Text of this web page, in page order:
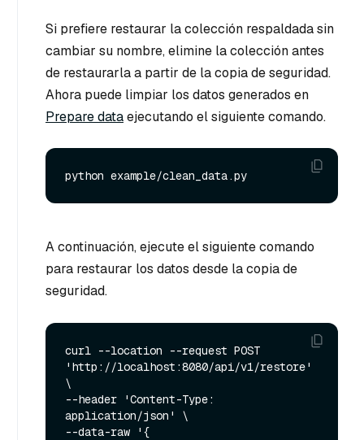
Si prefiere restaurar la colección respaldada sin
cambiar su nombre, elimine la colección antes
de restaurarla a partir de la copia de seguridad.
Ahora puede limpiar los datos generados en
Prepare dataejecutando el siguiente comando.
A continuación, ejecute el siguiente comando
para restaurar los datos desde la copia de
seguridad.
curl --location --request POST
'http://localhost:8080/api/v1/restore'
\
--header 'Content-Type:
application/json' \
--data-raw '{